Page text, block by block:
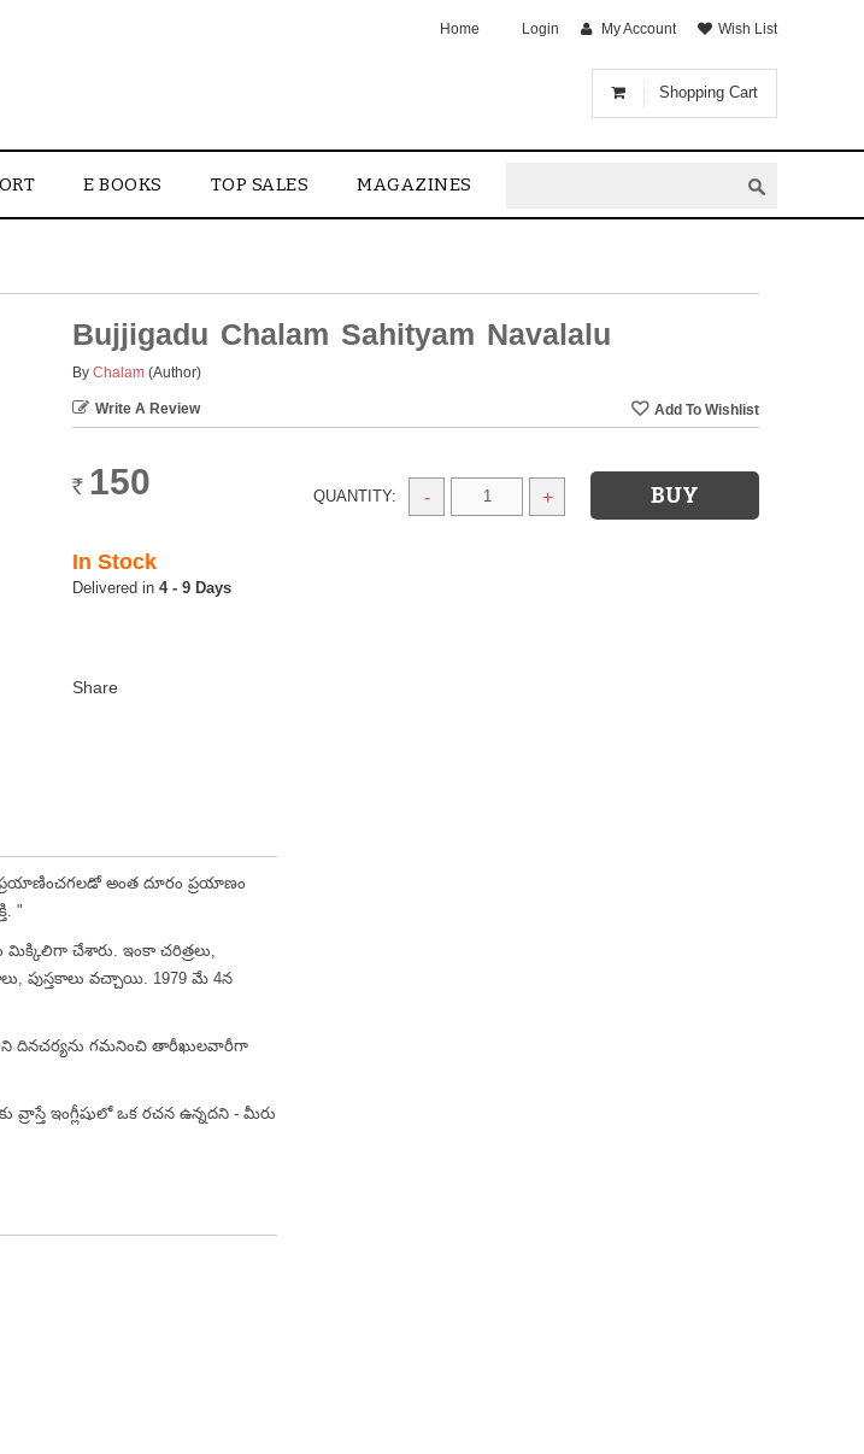
Shopping Cart
Home Login My Account Wish List
E BOOKS TOP SALES MAGAZINES
Bujjigadu Chalam Sahityam Navalalu
By Chalam (Author)
Write A Review
Rs. 150 QUANTITY: - +
In Stock
4 - 9 Days
ప్రయాణించగలడో అంత దూరం ప్రయాణం
"
మిక్కిలిగా చేశారు. ఇంకా చరిత్రలు,
పుస్తకాలు వచ్చాయి. 1979 మే 4న
దాని దినచర్యను గమనించి తారీఖులవారీగా
ఇంగ్లీషులో ఒక రచన ఉన్నదని - మీరు